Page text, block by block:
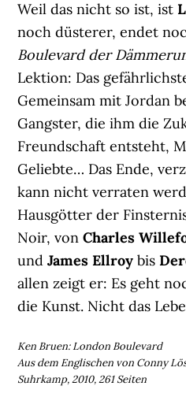
Weil das nicht so ist, ist
noch düsterer, endet
Boulevard der
Lektion: Das
Gemeinsam mit Jordan
Gangster, die ihm die
Freundschaft entsteht,
Geliebte… Das Ende,
kann nicht verraten
Hausgötter der
Noir, vonCharles
undJames Ellroy bis
allen zeigt er: Es geht
die Kunst. Nicht das
Ken Bruen: London Boulevard
Aus dem Englischen von Conny
Suhrkamp, 2010, 261 Seiten